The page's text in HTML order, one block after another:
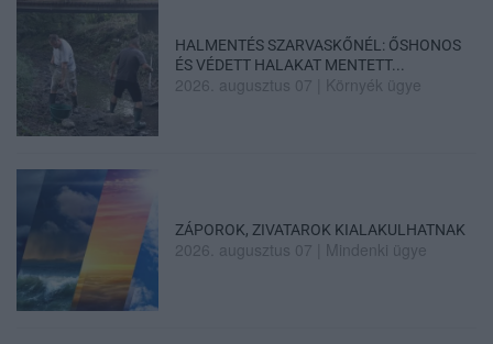
HALMENTÉS SZARVASKŐNÉL: ŐSHONOS
ÉS VÉDETT HALAKAT MENTETT...
2026. augusztus 07 Környék ügye
ZÁPOROK, ZIVATAROK KIALAKULHATNAK
2026. augusztus 07 Mindenki ügye